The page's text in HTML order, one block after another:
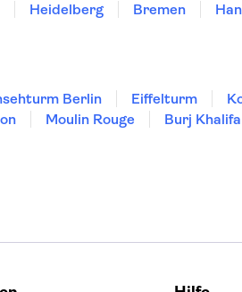
Heidelberg Bremen
Berlin Eiffelturm
Moulin Rouge Burj Khalifa